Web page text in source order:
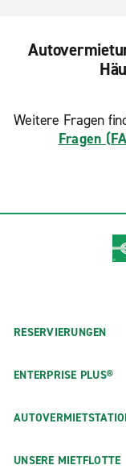
Weitere Fragen
Fragen
RESERVIERUNGEN
ENTERPRISE PLUS®
UNSERE MIETFLOTTE